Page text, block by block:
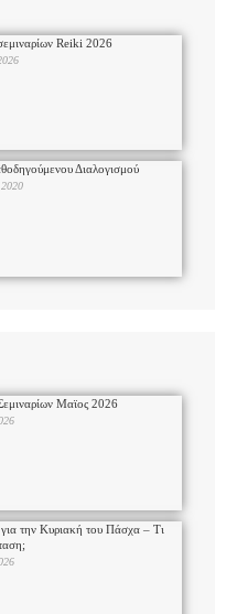
Reiki 2026
Διαλογισμού
Μαϊος 2026
για την Κυριακή του Πάσχα – Τι